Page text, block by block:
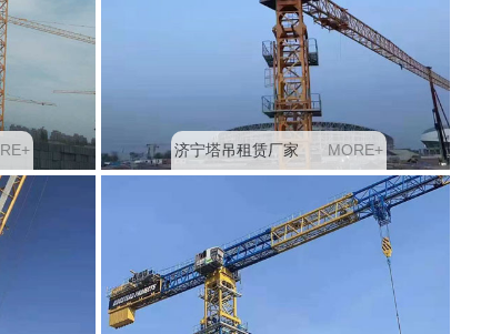
RE+ 济宁塔吊租赁厂家 MORE+